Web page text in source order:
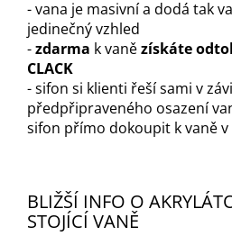
- vana je masivní a dodá tak
jedinečný vzhled
-zdarma k vanězískáte
CLACK
- sifon si klienti řeší sami v
předpřipraveného osazení
sifon přímo dokoupit k vaně v
BLIŽŠÍ INFO O
STOJÍCÍ VANĚ